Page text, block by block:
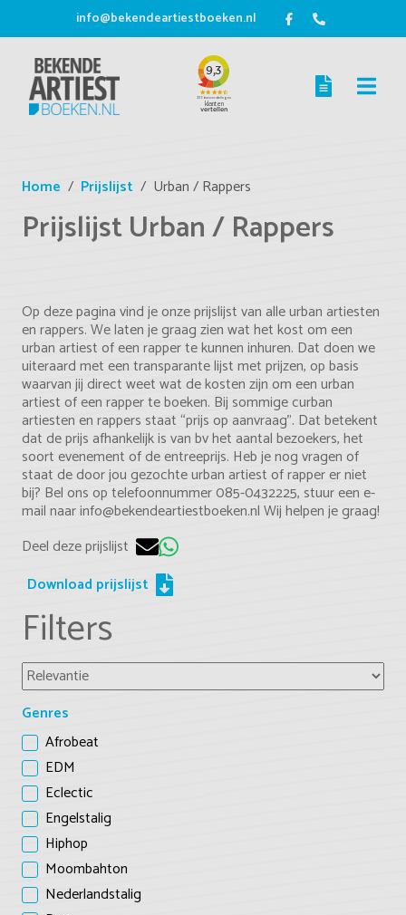
info@bekendeartiestboeken.nl
Home Prijslijst Urban / Rappers
Prijslijst Urban / Rappers
Op deze pagina vind je onze prijslijst van alle urban artiesten
en rappers. We laten je graag zien wat het kost om een
urban artiest of een rapper te kunnen inhuren. Dat doen we
uiteraard met een transparante lijst met prijzen, op basis
waarvan jij direct weet wat de kosten zijn om een urban
artiest of een rapper te boeken. Bij sommige curban
artiesten en rappers staat “prijs op aanvraag”. Dat betekent
dat de prijs afhankelijk is van bv het aantal bezoekers, het
soort evenement of de entreeprijs. Heb je nog vragen of
staat de door jou gezochte urban artiest of rapper er niet
bij? Bel ons op telefoonnummer 085-0432225, stuur een e-
mail naar info@bekendeartiestboeken.nl Wij helpen je graag!
Deel deze prijslijst
Download prijslijst
Filters
Genres
Afrobeat
EDM
Eclectic
Engelstalig
Hiphop
Moombahton
Nederlandstalig